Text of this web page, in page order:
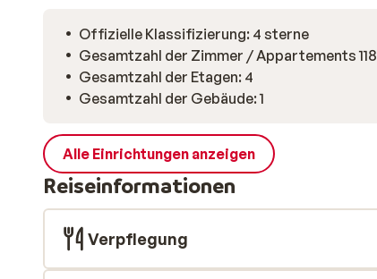
Offizielle Klassifizierung: 4 sterne
Gesamtzahl der Zimmer / Appartements 118
Gesamtzahl der Etagen: 4
Gesamtzahl der Gebäude: 1
Alle Einrichtungen anzeigen
Reiseinformationen
Verpflegung